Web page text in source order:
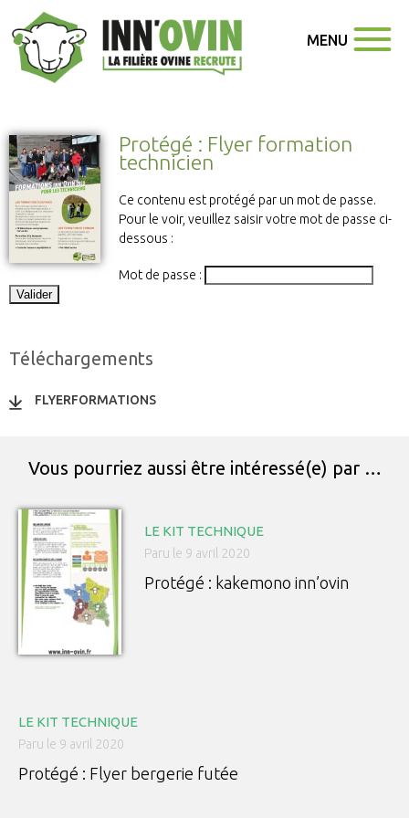
MENU
Protégé : Flyer formation
technicien
Ce contenu est protégé par un mot de passe.
Pour le voir, veuillez saisir votre mot de passe ci-
dessous :
Mot de passe :
Téléchargements
FLYERFORMATIONS
Vous pourriez aussi être intéressé(e) par …
LE KIT TECHNIQUE
Paru le 9 avril 2020
Protégé : kakemono inn’ovin
LE KIT TECHNIQUE
Paru le 9 avril 2020
Protégé : Flyer bergerie futée